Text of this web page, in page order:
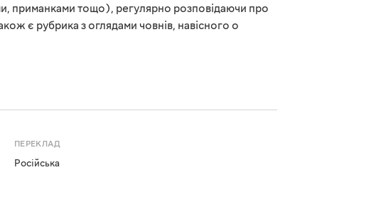
приманками тощо), регулярно розповідаючи про
є рубрика з оглядами човнів, навісного о
ПЕРЕКЛАД
Російська